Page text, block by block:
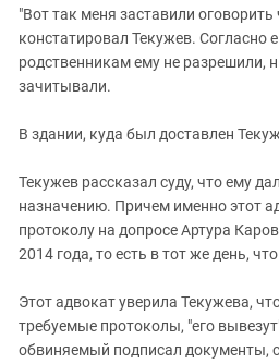
"Вот так меня заставили оговорить
констатировал Текужев. Согласно
родственникам ему не разрешили,
зачитывали.
В здании, куда был доставлен
Текужев рассказал суду, что ему
назначению. Причем именно этот
протоколу на допросе Артура
2014 года, то есть в тот же день,
Этот адвокат уверила Текужева,
требуемые протоколы, "его
обвиняемый подписал документы,